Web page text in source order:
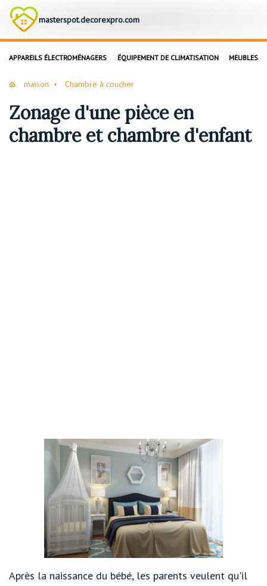
masterspot.decorexpro.com
APPAREILS ÉLECTROMÉNAGERS ÉQUIPEMENT DE CLIMATISATION MEUBLES
maison Chambre à coucher
Zonage d'une pièce en
chambre et chambre d'enfant
Après la naissance du bébé, les parents veulent qu'il